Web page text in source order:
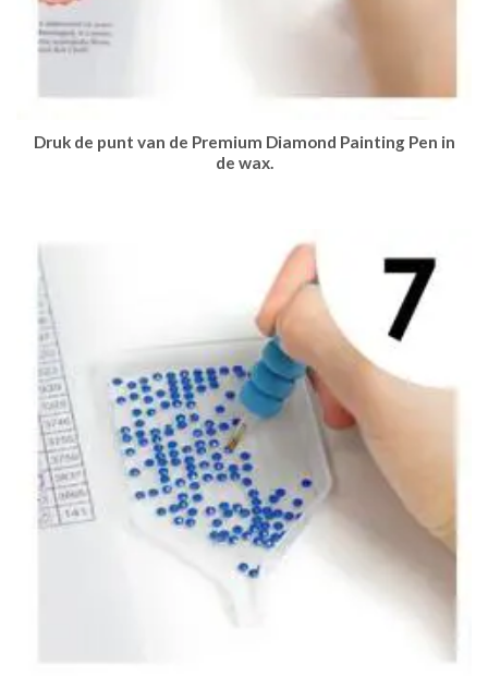
Druk de punt van de Premium Diamond Painting Pen in
de wax.